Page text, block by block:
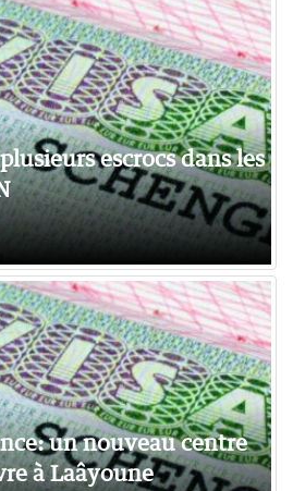
escrocs dans les
un nouveau centre
à Laâyoune